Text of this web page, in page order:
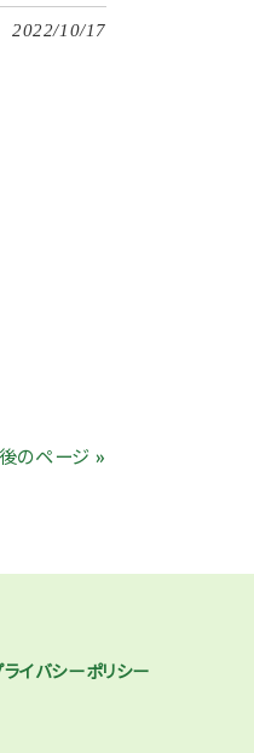
2022/10/17
後のページ »
ライバシーポリシー